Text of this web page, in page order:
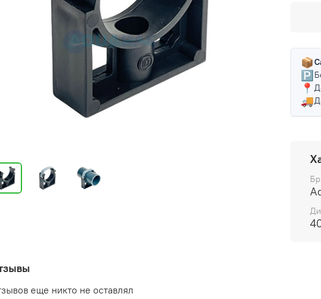
📦
🅿️
📍
🚚
еще никто не оставлял